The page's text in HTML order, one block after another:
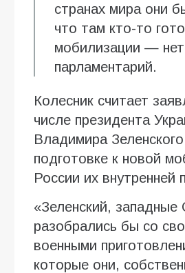
странах мира они
что там кто-то
мобилизации —
парламентарий.
Колесник считает
числе президента
Владимира
подготовке к новой
России их внутренней
«Зеленский,
разобрались бы со
военными
которые они,